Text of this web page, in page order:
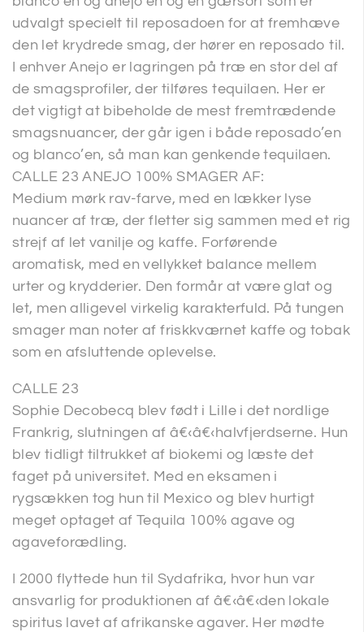
udvalgt specielt til reposadoen for at fremhæve
den let krydrede smag, der hører en reposado til.
I enhver Anejo er lagringen på træ en stor del af
de smagsprofiler, der tilføres tequilaen. Her er
det vigtigt at bibeholde de mest fremtrædende
smagsnuancer, der går igen i både reposado’en
og blanco’en, så man kan genkende tequilaen.
CALLE 23 ANEJO 100% SMAGER AF:
Medium mørk rav-farve, med en lækker lyse
nuancer af træ, der fletter sig sammen med et rig
strejf af let vanilje og kaffe. Forførende
aromatisk, med en vellykket balance mellem
urter og krydderier. Den formår at være glat og
let, men alligevel virkelig karakterfuld. På tungen
smager man noter af friskkværnet kaffe og tobak
som en afsluttende oplevelse.
CALLE 23
Sophie Decobecq blev født i Lille i det nordlige
Frankrig, slutningen af â€‹â€‹halvfjerdserne. Hun
blev tidligt tiltrukket af biokemi og læste det
faget på universitet. Med en eksamen i
rygsækken tog hun til Mexico og blev hurtigt
meget optaget af Tequila 100% agave og
agaveforædling.
I 2000 flyttede hun til Sydafrika, hvor hun var
ansvarlig for produktionen af â€‹â€‹den lokale
spiritus lavet af afrikanske agaver. Her mødte